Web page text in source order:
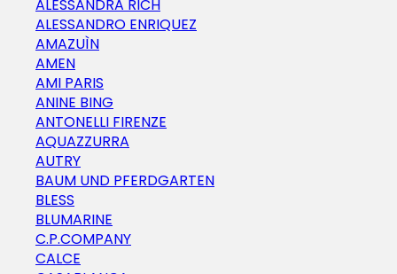
ALESSANDRA RICH
ALESSANDRO ENRIQUEZ
AMAZUÌN
AMEN
AMI PARIS
ANINE BING
ANTONELLI FIRENZE
AQUAZZURRA
AUTRY
BAUM UND PFERDGARTEN
BLESS
BLUMARINE
C.P.COMPANY
CALCE